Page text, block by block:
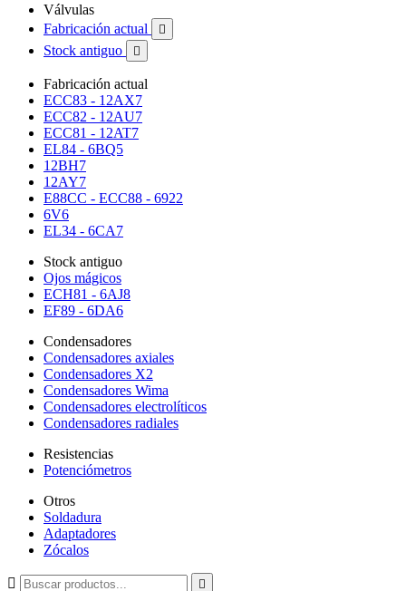
Válvulas
Fabricación actual

Stock antiguo 
Fabricación actual
ECC83 - 12AX7
ECC82 - 12AU7
ECC81 - 12AT7
EL84 - 6BQ5
12BH7
12AY7
E88CC - ECC88 - 6922
6V6
EL34 - 6CA7
Stock antiguo
Ojos mágicos
ECH81 - 6AJ8
EF89 - 6DA6
Condensadores
Condensadores axiales
Condensadores X2
Condensadores Wima
Condensadores electrolíticos
Condensadores radiales
Resistencias
Potenciómetros
Otros
Soldadura
Adaptadores
Zócalos
 